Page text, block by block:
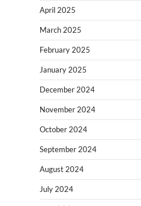
April 2025
March 2025
February 2025
January 2025
December 2024
November 2024
October 2024
September 2024
August 2024
July 2024